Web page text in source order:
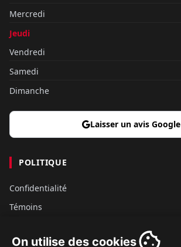
On utilise des cookies
Mercredi
Jeudi
Vendredi
Samedi
Dimanche
Laisser un avis Google
POLITIQUE
Confidentialité
Témoins
Conditions